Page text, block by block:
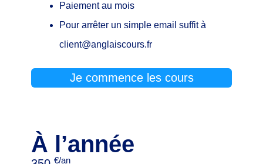
Paiement au mois
Pour arrêter un simple email suffit à
client@anglaiscours.fr
Je commence les cours
À l’année
€/an